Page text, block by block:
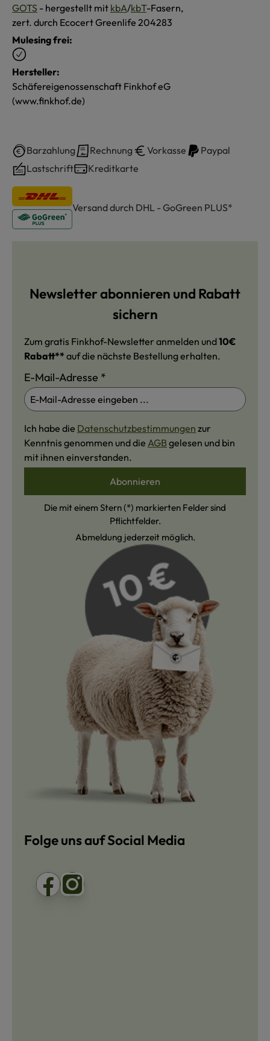
GOTS - hergestellt mit kbA/kbT-Fasern,
zert. durch Ecocert Greenlife 204283
Mulesing frei:
Hersteller:
Schäfereigenossenschaft Finkhof eG
(www.finkhof.de)
Barzahlung Rechnung Vorkasse
Paypal
Lastschrift
Kreditkarte
Versand durch DHL - GoGreen PLUS*
Newsletter abonnieren und Rabatt
sichern
Zum gratis Finkhof-Newsletter anmelden und10€
Rabatt** auf die nächste Bestellung erhalten.
E-Mail-Adresse *
Ich habe die Datenschutzbestimmungen zur
Kenntnis genommen und die AGB gelesen und bin
mit ihnen einverstanden.
Abonnieren
Die mit einem Stern (*) markierten Felder sind
Pflichtfelder.
Abmeldung jederzeit möglich.
Folge uns auf Social Media